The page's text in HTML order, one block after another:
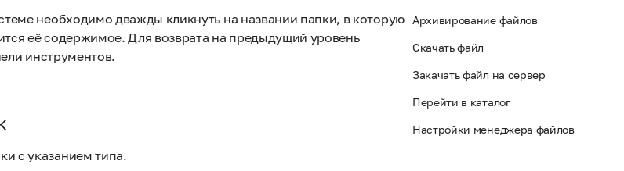
необходимо дважды кликнуть на названии папки, в которую
её содержимое. Для возврата на предыдущий уровень
инструментов.
с указанием типа.
Архивирование файлов
Скачать файл
Закачать файл на сервер
Перейти в каталог
Настройки менеджера файлов